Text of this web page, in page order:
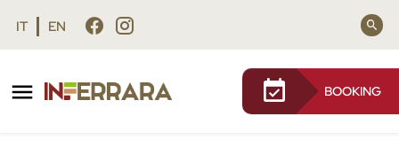
Vai al contenuto principale
Vai al footer
IT EN
BOOKING
Viaggio in Italia. Alla scoperta del